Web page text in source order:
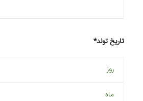
*تاریخ تولد